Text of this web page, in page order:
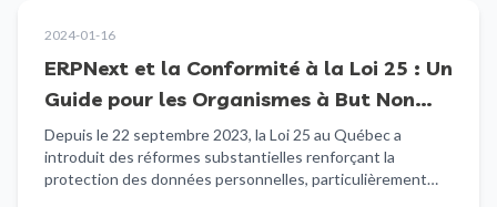
2024-01-16
ERPNext et la Conformité à la Loi 25 : Un
Guide pour les Organismes à But Non
Lucratif au Québec
Depuis le 22 septembre 2023, la Loi 25 au Québec a
introduit des réformes substantielles renforçant la
protection des données personnelles, particulièrement…